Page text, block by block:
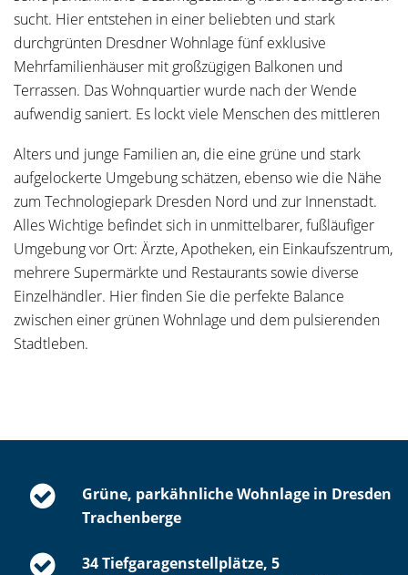
sucht. Hier entstehen in einer beliebten und stark
durchgrünten Dresdner Wohnlage fünf exklusive
Mehrfamilienhäuser mit großzügigen Balkonen und
Terrassen. Das Wohnquartier wurde nach der Wende
aufwendig saniert. Es lockt viele Menschen des mittleren
Alters und junge Familien an, die eine grüne und stark
aufgelockerte Umgebung schätzen, ebenso wie die Nähe
zum Technologiepark Dresden Nord und zur Innenstadt.
Alles Wichtige befindet sich in unmittelbarer, fußläufiger
Umgebung vor Ort: Ärzte, Apotheken, ein Einkaufszentrum,
mehrere Supermärkte und Restaurants sowie diverse
Einzelhändler. Hier finden Sie die perfekte Balance
zwischen einer grünen Wohnlage und dem pulsierenden
Stadtleben.
Grüne, parkähnliche Wohnlage in Dresden
Trachenberge
34 Tiefgaragenstellplätze, 5